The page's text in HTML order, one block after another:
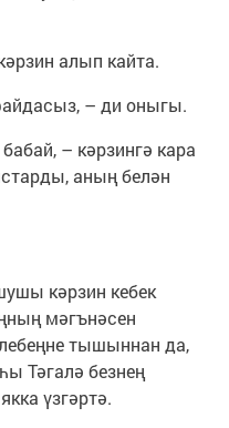
алып кайта.
– ди оныгы.
– кәрзингә кара
аның белән
кәрзин кебек
мәгънәсен
тышыннан да,
Тәгалә безнең
үзгәртә.